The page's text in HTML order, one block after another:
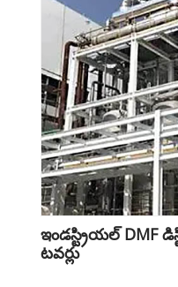
ఇండస్ట్రియల్ DMF
టవర్లు